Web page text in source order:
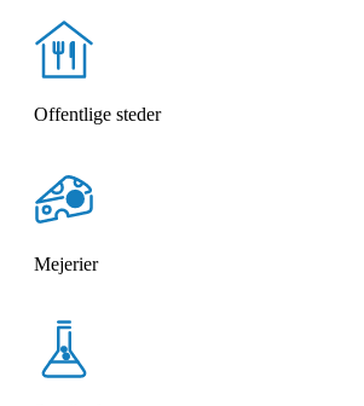
Offentlige steder
Mejerier